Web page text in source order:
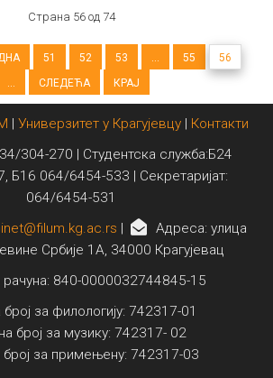
Страна 56 од 74
51 52 53 ... 55
56
... СЛЕДЕЋА КРАЈ
| Универзитет у Крагујевцу| Контакти
304-270 | Студентска служба:Б24
Б16 064/6454-533 | Секретаријат:
064/6454-531
|
Адреса: улица
Србије 1А, 34000 Крагујевац
рачуна: 840-0000032744845-15
за филологију: 742317-01
број за музику: 742317- 02
број за примењену: 742317-03